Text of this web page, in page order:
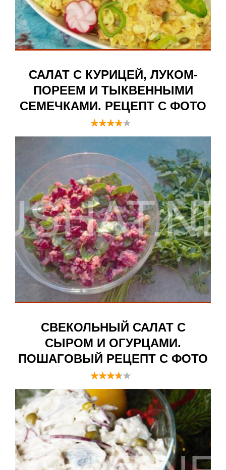
САЛАТ С КУРИЦЕЙ, ЛУКОМ-
ПОРЕЕМ И ТЫКВЕННЫМИ
СЕМЕЧКАМИ. РЕЦЕПТ С ФОТО
СВЕКОЛЬНЫЙ САЛАТ С
СЫРОМ И ОГУРЦАМИ.
ПОШАГОВЫЙ РЕЦЕПТ С ФОТО